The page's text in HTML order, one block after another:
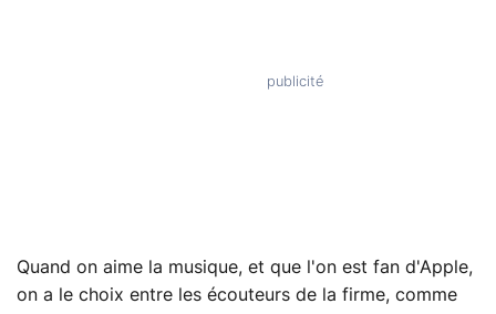
Quand on aime la musique, et que l'on est fan d'Apple,
on a le choix entre les écouteurs de la firme, comme